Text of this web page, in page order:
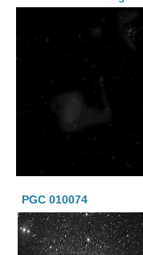
PGC 010074